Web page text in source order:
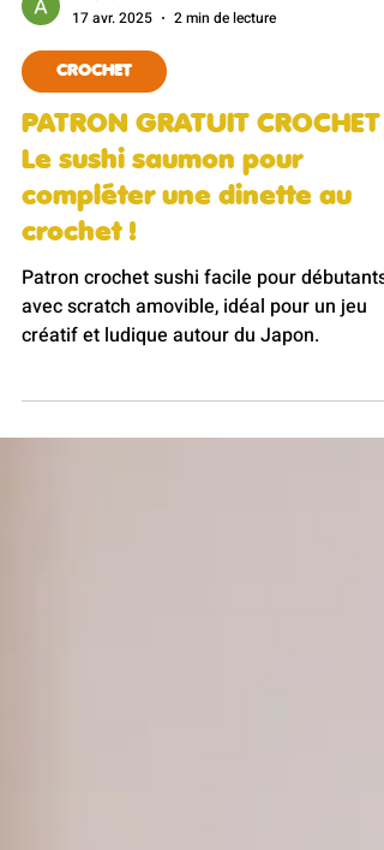
Amalia PERIER
17 avr. 2025
2 min de lecture
CROCHET
PATRON GRATUIT CROCHET
Le sushi saumon pour
compléter une dinette au
crochet !
avec scratch amovible, idéal pour un jeu
créatif et ludique autour du Japon.